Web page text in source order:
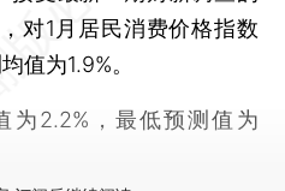
对1月居民消费价格指数
值为1.9%。
2.2%，最低预测值为